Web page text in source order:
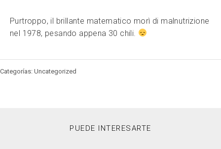
Purtroppo, il brillante matematico morì di malnutrizione
nel 1978, pesando appena 30 chili.
Categorías: Uncategorized
PUEDE INTERESARTE